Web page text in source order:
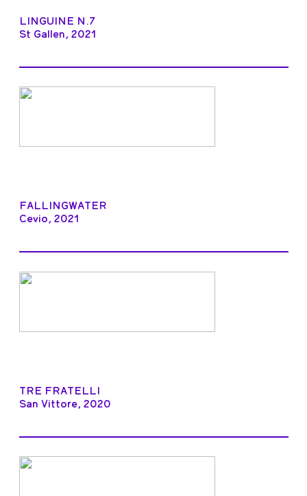
LINGUINE N.7
St Gallen, 2021
FALLINGWATER
Cevio, 2021
TRE FRATELLI
San Vittore, 2020